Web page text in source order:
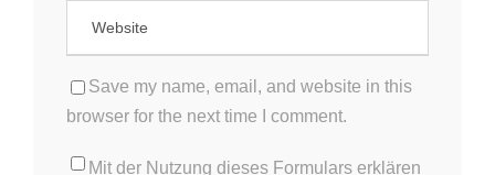
Save my name, email, and website in this
browser for the next time I comment.
Mit der Nutzung dieses Formulars erklären